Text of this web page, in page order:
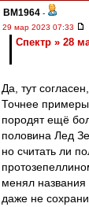
BM1964 -
29 мар 2023 07:33
Спектр » 28
Да, тут
Точнее
породят ещё
половина Лед
но считать ли
менял названия
даже не